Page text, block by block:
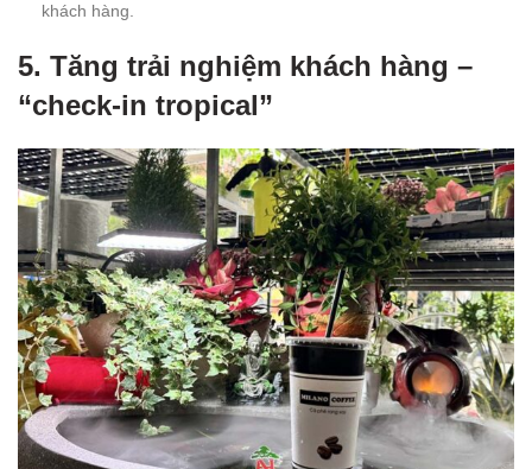
khách hàng.
5. Tăng trải nghiệm khách hàng –
“check-in tropical”